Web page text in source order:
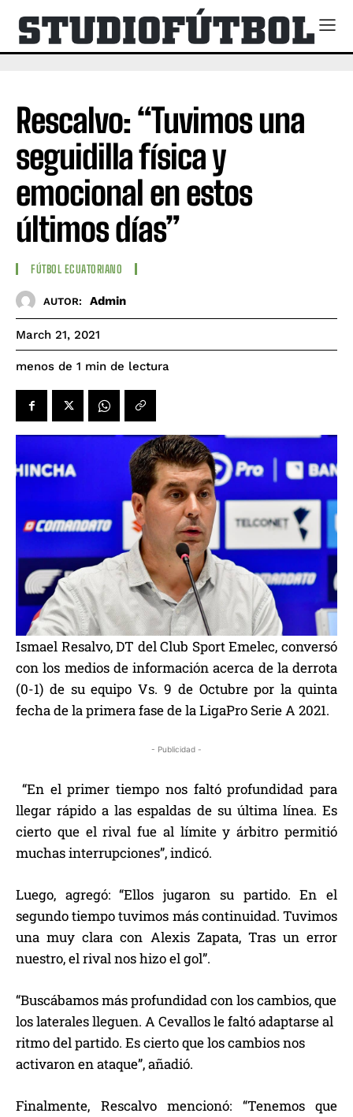
Rescalvo: “Tuvimos una
seguidilla física y
emocional en estos
últimos días”
FÚTBOL ECUATORIANO
AUTOR: Admin
March 21, 2021
menos de 1 min de lectura
Ismael Resalvo, DT del Club Sport Emelec, conversó
con los medios de información acerca de la derrota
(0-1) de su equipo Vs. 9 de Octubre por la quinta
fecha de la primera fase de la LigaPro Serie A 2021.
- Publicidad -
“En el primer tiempo nos faltó profundidad para
llegar rápido a las espaldas de su última línea. Es
cierto que el rival fue al límite y árbitro permitió
muchas interrupciones”, indicó.
Luego, agregó: “Ellos jugaron su partido. En el
segundo tiempo tuvimos más continuidad. Tuvimos
una muy clara con Alexis Zapata, Tras un error
nuestro, el rival nos hizo el gol”.
“Buscábamos más profundidad con los cambios, que
los laterales lleguen. A Cevallos le faltó adaptarse al
ritmo del partido. Es cierto que los cambios nos
activaron en ataque”, añadió.
Finalmente, Rescalvo mencionó: “Tenemos que